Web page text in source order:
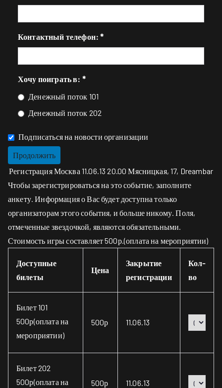
Контактный телефон:*
Хочу поиграть в: *
Денежный поток 101
Денежный поток 202
Подписаться на новости организации
Регистрация Москва 11.06.13 20.00 Мясницкая, 17, Dreambar
Чтобы зарегистрироваться на это событие, заполните
анкету. Информация о Вас будет доступна только
организаторам этого события, и больше никому. Поля,
отмеченные звездочкой, являются обязательными.
Стоимость игры составляет 500р.(оплата на мероприятии)
Доступные
билеты
Цена
Закрытие
регистрации
Кол-
во
Билет 101
500р(оплата на
мероприятии)
500р 11.06.13
Билет 202
500р(оплата на
500р 11.06.13